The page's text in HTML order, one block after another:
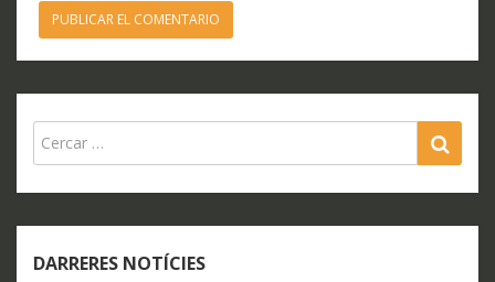
DARRERES NOTÍCIES